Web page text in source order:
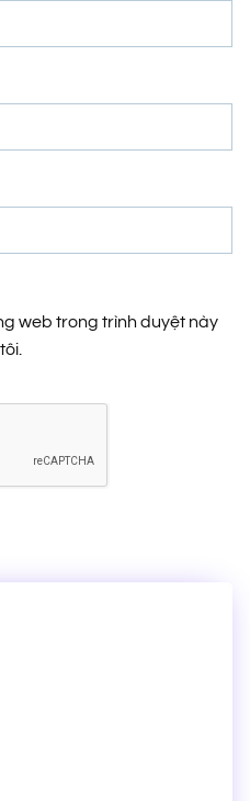
web trong trình duyệt này